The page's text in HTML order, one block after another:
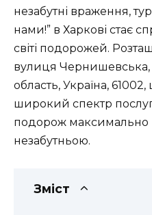
незабутні враження,
нами!” в Харкові стає
світі подорожей.
вулиця Чернишевська,
область, Україна,
широкий спектр
подорож максимально
незабутньою.
Зміст